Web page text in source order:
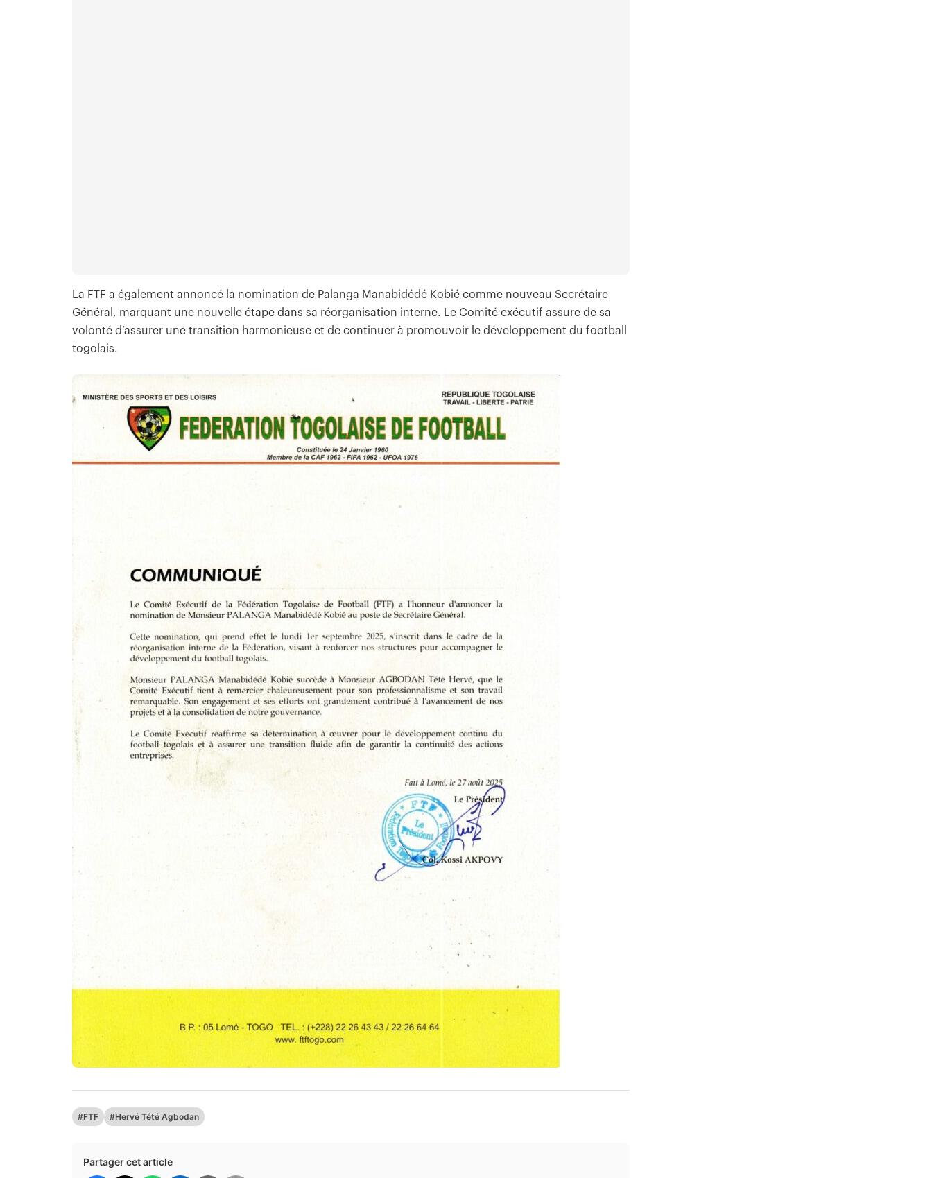
La FTF a également annoncé la nomination de Palanga Manabidédé Kobié comme nouveau Secrétaire
Général, marquant une nouvelle étape dans sa réorganisation interne. Le Comité exécutif assure de sa
volonté d’assurer une transition harmonieuse et de continuer à promouvoir le développement du football
togolais.
#FTF #Hervé Tété Agbodan
Partager cet article